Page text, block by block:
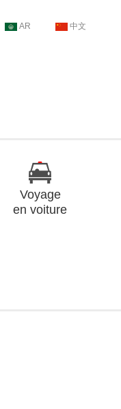
AR 中文
Voyage
en voiture